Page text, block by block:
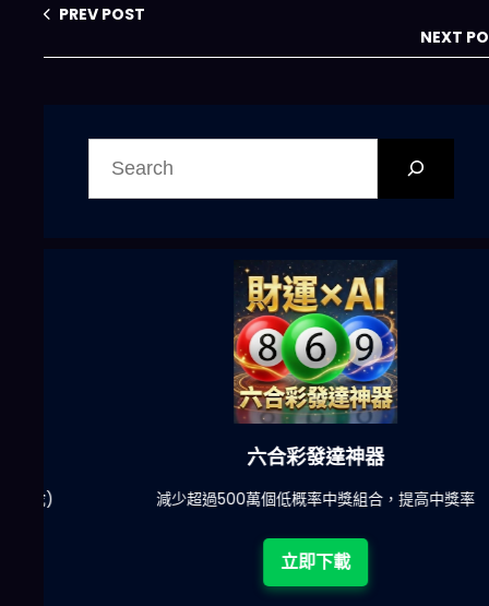
PREV POST
NEXT
六合彩發達神器
減少超過500萬個低概率中獎組合，提高中獎率
立即下載